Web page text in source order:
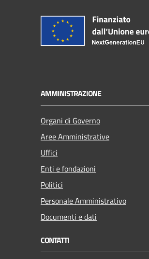
AMMINISTRAZIONE
Organi di Governo
Aree Amministrative
Uffici
Enti e fondazioni
Politici
Personale Amministrativo
Documenti e dati
CONTATTI